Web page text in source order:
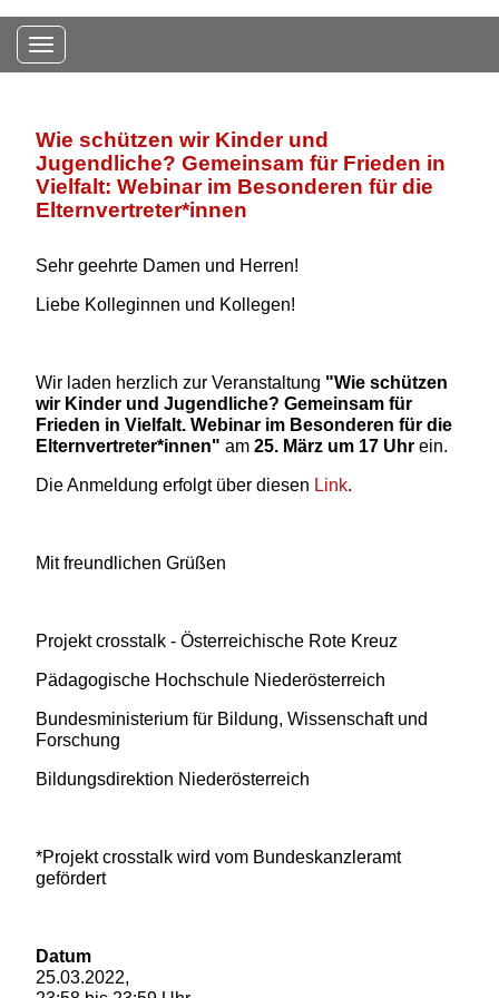
Toggle navigation
Wie schützen wir Kinder und
Jugendliche? Gemeinsam für Frieden in
Vielfalt: Webinar im Besonderen für die
Elternvertreter*innen
Sehr geehrte Damen und Herren!
Liebe Kolleginnen und Kollegen!
Wir laden herzlich zur Veranstaltung "Wie schützen
wir Kinder und Jugendliche? Gemeinsam für
Frieden in Vielfalt. Webinar im Besonderen für die
Elternvertreter*innen" am 25. März um 17 Uhr ein.
Die Anmeldung erfolgt über diesen Link.
Mit freundlichen Grüßen
Projekt crosstalk - Österreichische Rote Kreuz
Pädagogische Hochschule Niederösterreich
Bundesministerium für Bildung, Wissenschaft und
Forschung
Bildungsdirektion Niederösterreich
*Projekt crosstalk wird vom Bundeskanzleramt
gefördert
Datum
25.03.2022,